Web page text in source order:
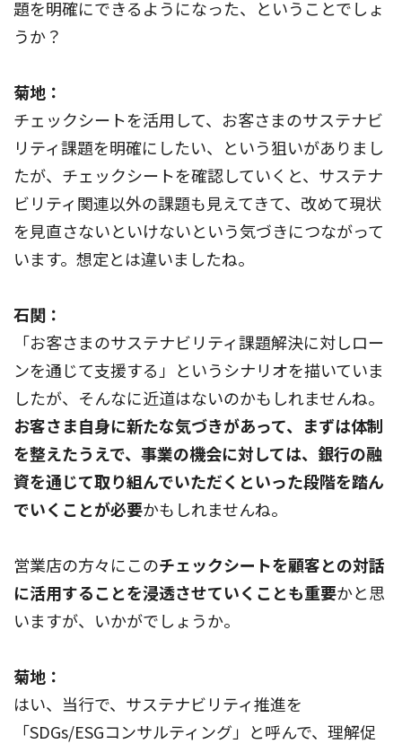
題を明確にできるようになった、ということでしょ
うか？
菊地：
チェックシートを活用して、お客さまのサステナビ
リティ課題を明確にしたい、という狙いがありまし
たが、チェックシートを確認していくと、サステナ
ビリティ関連以外の課題も見えてきて、改めて現状
を見直さないといけないという気づきにつながって
います。想定とは違いましたね。
石関：
「お客さまのサステナビリティ課題解決に対しロー
ンを通じて支援する」というシナリオを描いていま
したが、そんなに近道はないのかもしれませんね。
お客さま自身に新たな気づきがあって、まずは体制
を整えたうえで、事業の機会に対しては、銀行の融
資を通じて取り組んでいただくといった段階を踏ん
でいくことが必要かもしれませんね。
営業店の方々にこのチェックシートを顧客との対話
に活用することを浸透させていくことも重要かと思
いますが、いかがでしょうか。
菊地：
はい、当行で、サステナビリティ推進を
「SDGs/ESGコンサルティング」と呼んで、理解促